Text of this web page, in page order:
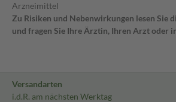
Arzneimittel
Zu Risiken und Nebenwirkungen lesen Sie
und fragen Sie Ihre Ärztin, Ihren Arzt oder
Versandarten
i.d.R. am nächsten Werktag